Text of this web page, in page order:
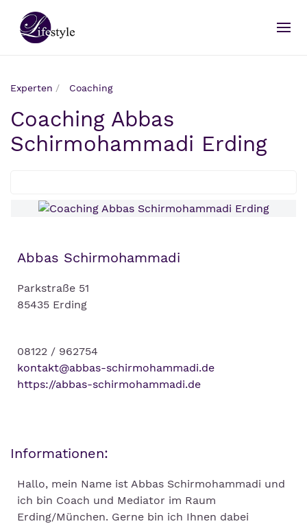
Experten Coaching
Coaching Abbas
Schirmohammadi Erding
Abbas Schirmohammadi
Parkstraße 51
85435 Erding
08122 / 962754
kontakt@abbas-schirmohammadi.de
https://abbas-schirmohammadi.de
Informationen:
Hallo, mein Name ist Abbas Schirmohammadi und
ich bin Coach und Mediator im Raum
Erding/München. Gerne bin ich Ihnen dabei